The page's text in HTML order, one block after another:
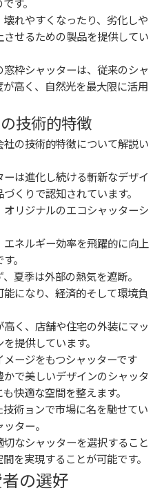
れやすくなったり、劣化しや
せるための製品を提供してい
枠シャッターは、従来のシャ
高く、自然光を最大限に活用
技術的特徴
の技術的特徴について解説い
は進化し続ける斬新なデザイ
くりで認知されています。
リジナルのエコシャッターシ
ネルギー効率を飛躍的に向上
。
夏季は外部の熱気を遮断。
になり、経済的そして環境負
く、店舗や住宅の外装にマッ
提供しています。
ージをもつシャッターです
で美しいデザインのシャッタ
快適な空間を整えます。
術ョンで市場に名を馳せてい
ター。
なシャッターを選択すること
を実現することが可能です。
の選好